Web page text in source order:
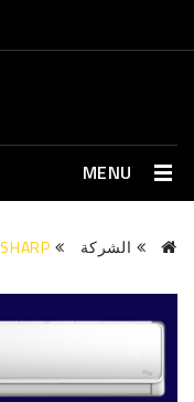
MENU
الشركة SHARP